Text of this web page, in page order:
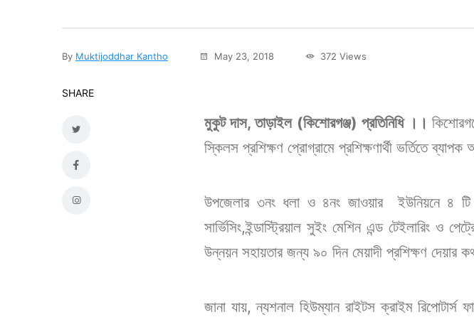
By Muktijoddhar Kantho May 23, 2018 372 Views
SHARE
মুকুট দাস, তাড়াইল (কিশোরগঞ্জ) প্রতিনিধি ।।
স্কিলস প্রশিক্ষণ প্রোগ্রামে প্রশিক্ষণার্থী ভর্তিতে
উপজেলার ৩নং ধলা ও ৪নং জাওয়ার ইউনিয়নে ৪ টি
সার্ভিসিং,ইন্ডাস্ট্রিয়াল সুইং মেশিন এন্ড টেইলারিং ও
উন্নয়ন সহায়তার জন্য ৯০ দিন মেয়াদী প্রশিক্ষণ দেয়ার
জানা যায়, ন্যশনাল হিউম্যান রাইটস ক্রাইম